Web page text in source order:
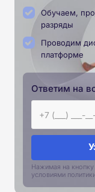
Обучаем,
разряды
Проводим
платформе
Ответим на
Нажимая на кнопку
условиями